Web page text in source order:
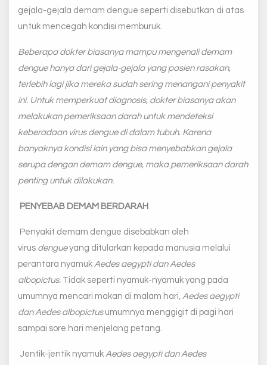
gejala-gejala demam dengue seperti disebutkan di atas
untuk mencegah kondisi memburuk.
Beberapa dokter biasanya mampu mengenali demam
dengue hanya dari gejala-gejala yang pasien rasakan,
terlebih lagi jika mereka sudah sering menangani penyakit
ini. Untuk memperkuat diagnosis, dokter biasanya akan
melakukan pemeriksaan darah untuk mendeteksi
keberadaan virus dengue di dalam tubuh. Karena
banyaknya kondisi lain yang bisa menyebabkan gejala
serupa dengan demam dengue, maka pemeriksaan darah
penting untuk dilakukan.
PENYEBAB DEMAM BERDARAH
Penyakit demam dengue disebabkan oleh
virus dengueyang ditularkan kepada manusia melalui
perantara nyamuk Aedes aegypti dan Aedes
albopictus. Tidak seperti nyamuk-nyamuk yang pada
umumnya mencari makan di malam hari, Aedes aegypti
dan Aedes albopictusumumnya menggigit di pagi hari
sampai sore hari menjelang petang.
Jentik-jentik nyamuk Aedes aegypti dan Aedes